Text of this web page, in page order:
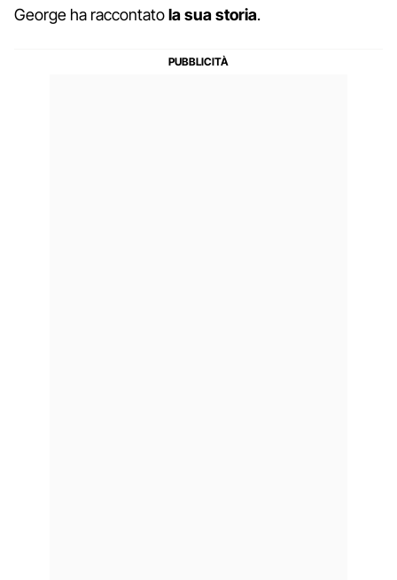
George ha raccontatola sua storia.